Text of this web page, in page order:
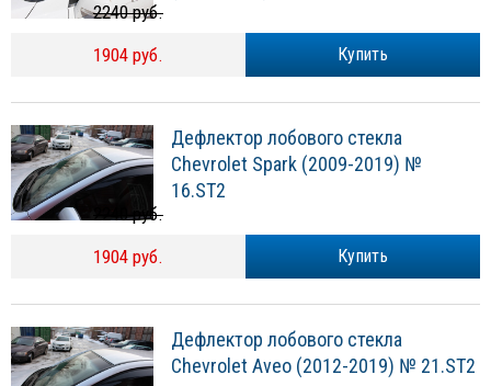
Купить
2240 руб.
1904 руб.
Дефлектор лобового стекла
Chevrolet Spark (2009-2019) №
16.ST2
Купить
2240 руб.
1904 руб.
Дефлектор лобового стекла
Chevrolet Aveo (2012-2019) № 21.ST2